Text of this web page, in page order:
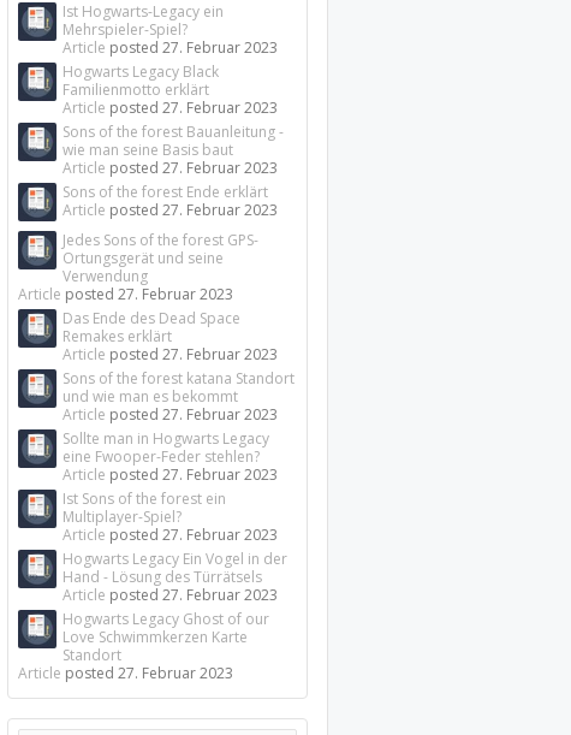
Ist Hogwarts-Legacy ein
Mehrspieler-Spiel?
Article posted27. Februar 2023
Hogwarts Legacy Black
Familienmotto erklärt
Article posted27. Februar 2023
Sons of the forest Bauanleitung -
wie man seine Basis baut
Article posted27. Februar 2023
Sons of the forest Ende erklärt
Article posted27. Februar 2023
Jedes Sons of the forest GPS-
Ortungsgerät und seine
Verwendung
Article posted27. Februar 2023
Das Ende des Dead Space
Remakes erklärt
Article posted27. Februar 2023
Sons of the forest katana Standort
und wie man es bekommt
Article posted27. Februar 2023
Sollte man in Hogwarts Legacy
eine Fwooper-Feder stehlen?
Article posted27. Februar 2023
Ist Sons of the forest ein
Multiplayer-Spiel?
Article posted27. Februar 2023
Hogwarts Legacy Ein Vogel in der
Hand - Lösung des Türrätsels
Article posted27. Februar 2023
Hogwarts Legacy Ghost of our
Love Schwimmkerzen Karte
Standort
Article posted27. Februar 2023